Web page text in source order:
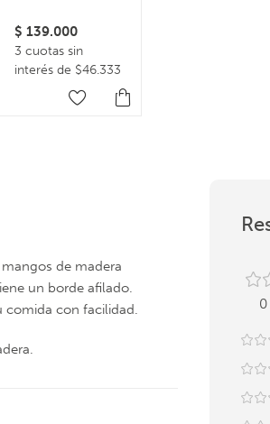
para cajón Elevate
$ 139.000
3 cuotas sin
interés de $46.333
de madera
un borde afilado.
comida con facilidad.
0